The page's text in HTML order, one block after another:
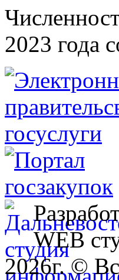
2023 года
WEB
2026г. ©